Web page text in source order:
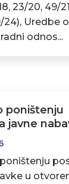
23/20, 49/
24), Uredbe
odnos...
poništenju
javne
u